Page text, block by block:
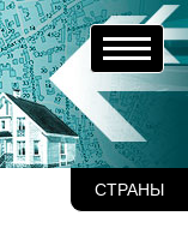
СТРАНЫ